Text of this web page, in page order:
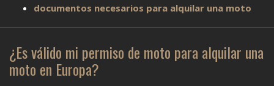
documentos necesarios para alquilar una moto
¿Es válido mi permiso de moto para alquilar una
moto en Europa?